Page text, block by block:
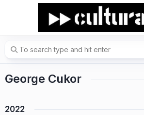
George Cukor
2022